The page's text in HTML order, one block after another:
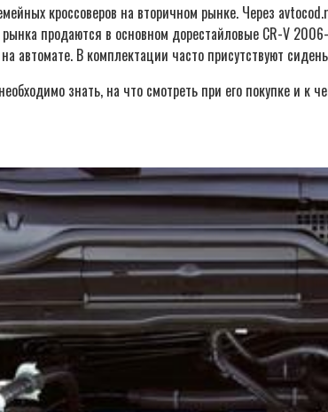
кроссоверов на вторичном рынке. Через
продаются в основном дорестайловые CR-V
автомате. В комплектации часто присутствуют
знать, на что смотреть при его покупке и к